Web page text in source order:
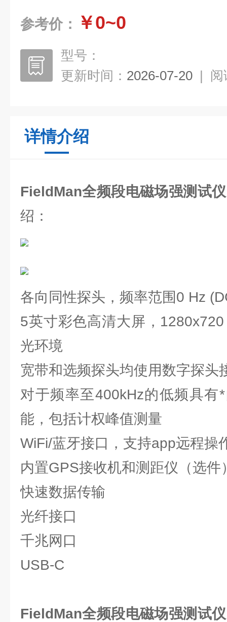
参考价： ￥0~0
型号：
更新时间： 2026-07-20 | 阅
详情介绍
FieldMan全频段电磁场强测试
绍：
各向同性探头，频率范围0 Hz
5英寸彩色高清大屏，1280
光环境
宽带和选频探头均使用数字探头
对于频率至400kHz的低频具有
能，包括计权峰值测量
WiFi/蓝牙接口，支持app远程操
内置GPS接收机和测距仪（选件
快速数据传输
光纤接口
千兆网口
USB-C
FieldMan全频段电磁场强测试